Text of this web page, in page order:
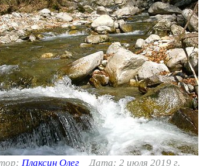
Плаксин Олег Дата: 2 июля 2019 г.